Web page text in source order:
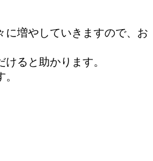
に増やしていきますので、お
ると助かります。